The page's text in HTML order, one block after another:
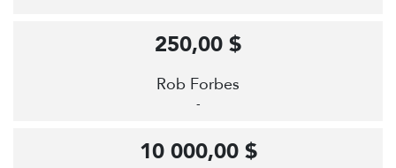
Rob Forbes
-
250,00 $
10 000,00 $